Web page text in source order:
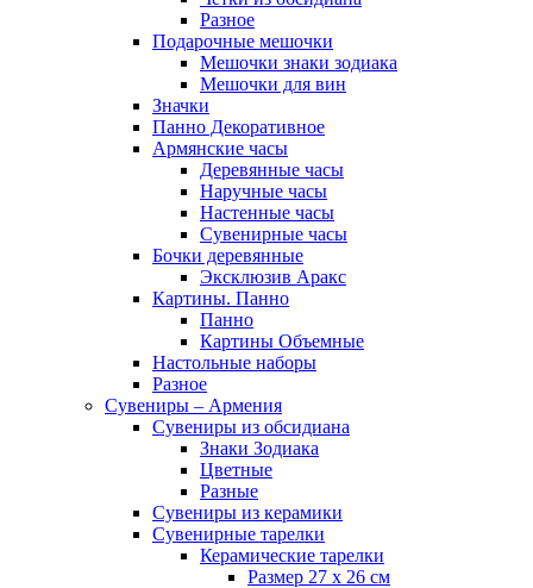
Разное
Подарочные мешочки
Мешочки знаки зодиака
Мешочки для вин
Значки
Панно Декоративное
Армянские часы
Деревянные часы
Наручные часы
Настенные часы
Сувенирные часы
Бочки деревянные
Эксклюзив Аракс
Картины. Панно
Панно
Картины Объемные
Настольные наборы
Разное
Сувениры – Армения
Сувениры из обсидиана
Знаки Зодиака
Цветные
Разные
Сувениры из керамики
Сувенирные тарелки
Керамические тарелки
Размер 27 х 26 см